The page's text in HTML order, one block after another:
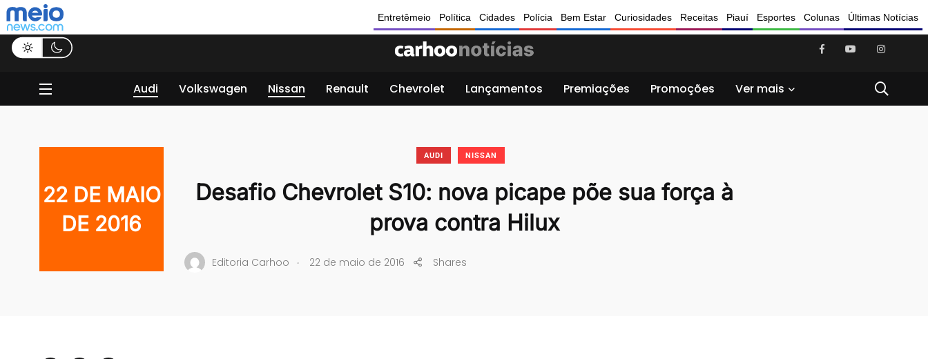
Entretêmeio Política Cidades Polícia Bem Estar Curiosidades Receitas Piauí Esportes Colunas Últimas Notícias
Audi Volkswagen Nissan Renault Chevrolet Lançamentos Premiações Promoções Ver mais
22 DE MAIO
DE 2016
AUDI NISSAN
Desafio Chevrolet S10: nova picape põe sua força à
prova contra Hilux
Editoria Carhoo . 22 de maio de 2016 Shares